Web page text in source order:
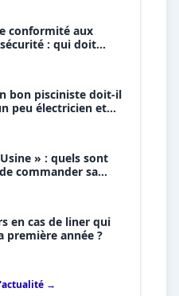
conformité aux
: qui doit
?
bon pisciniste doit-il
peu électricien et
» : quels sont
commander sa
installateur ?
en cas de liner qui
première année ?
→